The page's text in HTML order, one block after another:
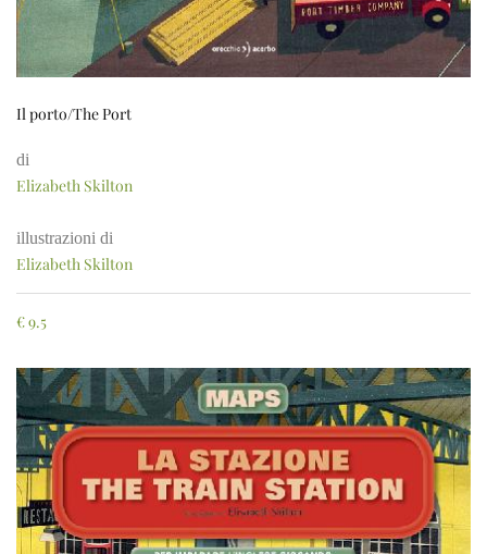
Il porto/The Port
di
Elizabeth Skilton
illustrazioni di
Elizabeth Skilton
€9.5